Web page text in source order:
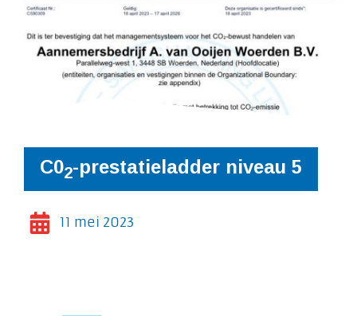
C02-prestatieladder niveau 5
11 mei 2023